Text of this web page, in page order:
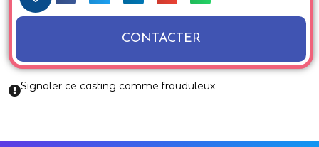
CONTACTER
Signaler ce casting comme frauduleux